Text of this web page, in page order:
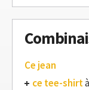
Ce jean
ce tee-shirt